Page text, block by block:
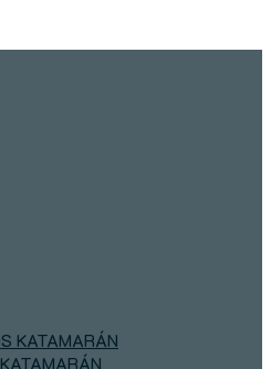
KATAMARÁN